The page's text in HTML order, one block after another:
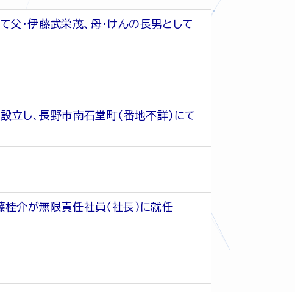
伊藤武栄茂、母・けんの長男として
し、長野市南石堂町（番地不詳）にて
介が無限責任社員（社長）に就任